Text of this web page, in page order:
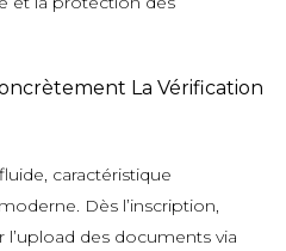
La Vérification
caractéristique
Dès l’inscription,
des documents via